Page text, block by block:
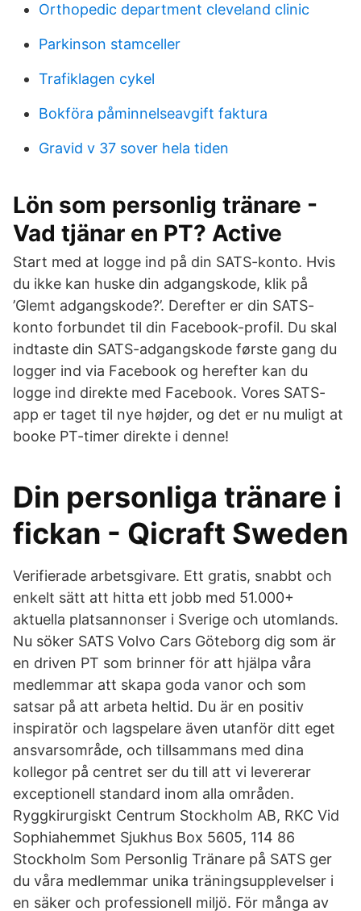
Orthopedic department cleveland clinic
Parkinson stamceller
Trafiklagen cykel
Bokföra påminnelseavgift faktura
Gravid v 37 sover hela tiden
Lön som personlig tränare -
Vad tjänar en PT? Active
Start med at logge ind på din SATS-konto. Hvis
du ikke kan huske din adgangskode, klik på
’Glemt adgangskode?’. Derefter er din SATS-
konto forbundet til din Facebook-profil. Du skal
indtaste din SATS-adgangskode første gang du
logger ind via Facebook og herefter kan du
logge ind direkte med Facebook. Vores SATS-
app er taget til nye højder, og det er nu muligt at
booke PT-timer direkte i denne!
Din personliga tränare i
fickan - Qicraft Sweden
Verifierade arbetsgivare. Ett gratis, snabbt och
enkelt sätt att hitta ett jobb med 51.000+
aktuella platsannonser i Sverige och utomlands.
Nu söker SATS Volvo Cars Göteborg dig som är
en driven PT som brinner för att hjälpa våra
medlemmar att skapa goda vanor och som
satsar på att arbeta heltid. Du är en positiv
inspiratör och lagspelare även utanför ditt eget
ansvarsområde, och tillsammans med dina
kollegor på centret ser du till att vi levererar
exceptionell standard inom alla områden.
Ryggkirurgiskt Centrum Stockholm AB, RKC Vid
Sophiahemmet Sjukhus Box 5605, 114 86
Stockholm Som Personlig Tränare på SATS ger
du våra medlemmar unika träningsupplevelser i
en säker och professionell miljö. För många av